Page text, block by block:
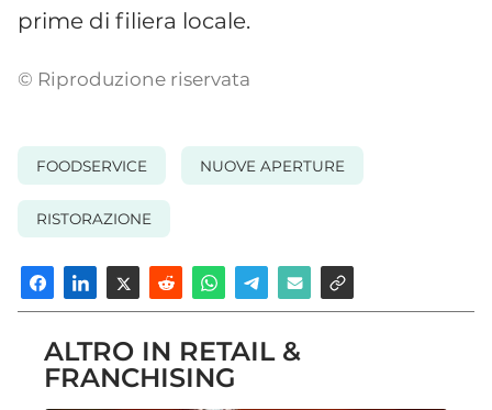
prime di filiera locale.
© Riproduzione riservata
FOODSERVICE NUOVE APERTURE
RISTORAZIONE
ALTRO IN RETAIL &
FRANCHISING